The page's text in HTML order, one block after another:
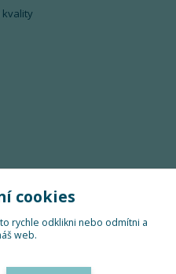
cookies
rychle odklikni nebo odmítni a
web.